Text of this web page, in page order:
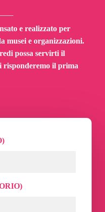
e realizzato per
musei e organizzazioni.
possa servirti il
il prima